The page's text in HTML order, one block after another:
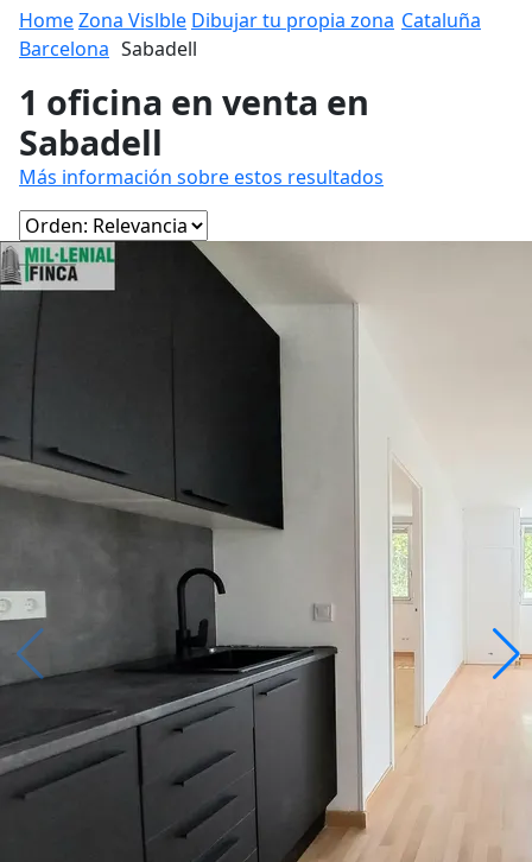
HomeZona Vislble Dibujar tu propia zona Cataluña
Barcelona Sabadell
1 oficina en venta en
Sabadell
Más información sobre estos resultados